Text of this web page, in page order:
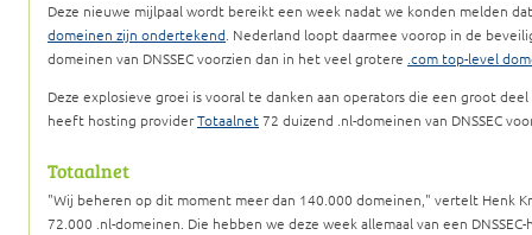
Deze nieuwe mijlpaal wordt bereikt een week nadat we konden melden
domeinen zijn ondertekend. Nederland loopt daarmee voorop in de
domeinen van DNSSEC voorzien dan in het veel grotere .com top-level
Deze explosieve groei is vooral te danken aan operators die een groot
heeft hosting providerTotaalnet72 duizend .nl-domeinen van DNSSEC
Totaalnet
Wij beheren op dit moment meer dan 140.000 domeinen,
vertelt Henk
72.000 .nl-domeinen. Die hebben we deze week allemaal van een